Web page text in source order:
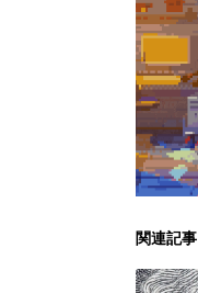
関連記事